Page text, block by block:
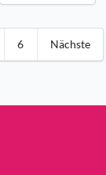
6 Nächste